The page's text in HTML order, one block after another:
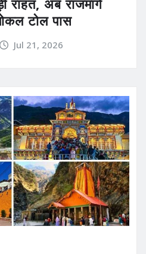
राहत, अब राजमार्ग
टोल पास
Jul 21, 2026